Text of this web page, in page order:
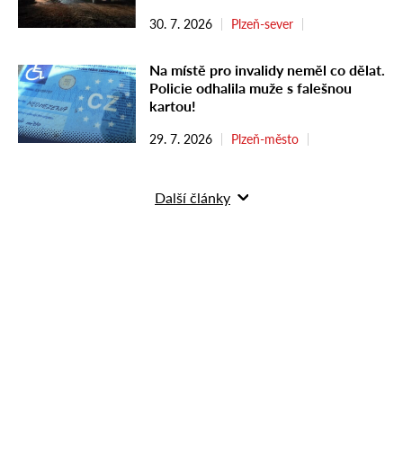
30. 7. 2026 Plzeň-sever
Na místě pro invalidy neměl co dělat.
Policie odhalila muže s falešnou
kartou!
29. 7. 2026 Plzeň-město
Další články